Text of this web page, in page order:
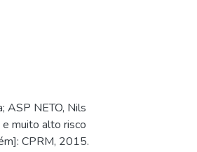
ASP NETO, Nils
muito alto risco
CPRM, 2015.